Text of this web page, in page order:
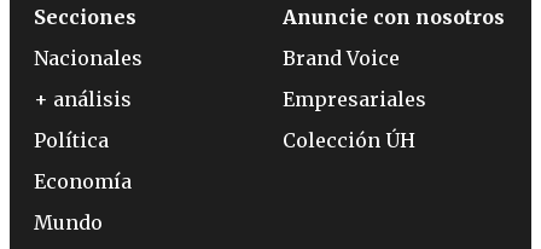
Secciones
Nacionales
+ análisis
Política
Economía
Mundo
Anuncie con nosotros
Brand Voice
Empresariales
Colección ÚH